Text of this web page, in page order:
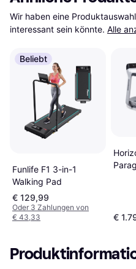
Wir haben eine
interessant sein könnte. Alle
Beliebt
Funlife F1 3-in-1
Walking Pad
€ 129,99
Oder 3 Zahlungen von
€ 43,33
€